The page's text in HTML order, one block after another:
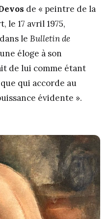
de « peintre de la
le 17 avril 1975,
le Bulletin de
une éloge à son
de lui comme étant
qui accorde au
évidente ».